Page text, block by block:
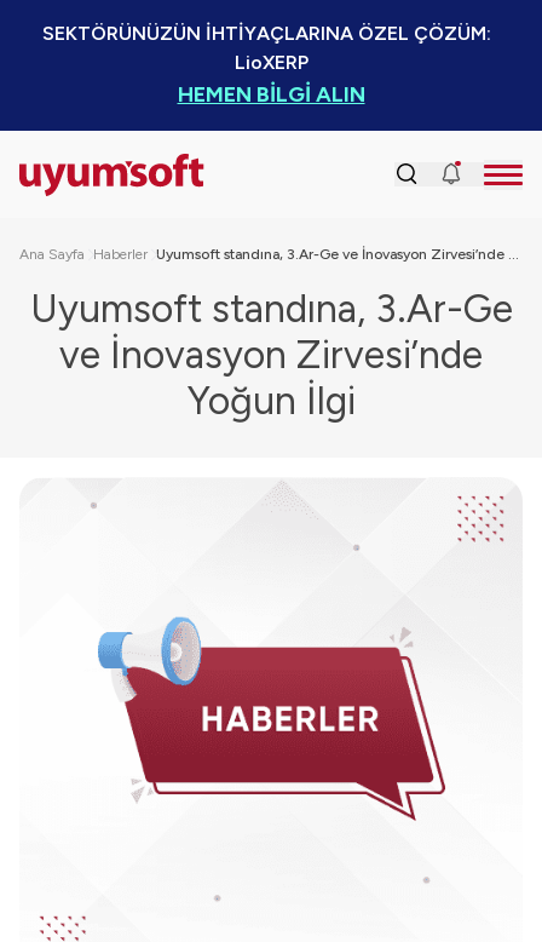
SEKTÖRÜNÜZÜN İHTİYAÇLARINA ÖZEL ÇÖZÜM:
LioXERP
HEMEN BİLGİ ALIN
Ana Sayfa Haberler Uyumsoft standına, 3.Ar-Ge ve İnovasyon Zirvesi’nde Yoğun İlgi
Uyumsoft standına, 3.Ar-Ge
ve İnovasyon Zirvesi’nde
Yoğun İlgi